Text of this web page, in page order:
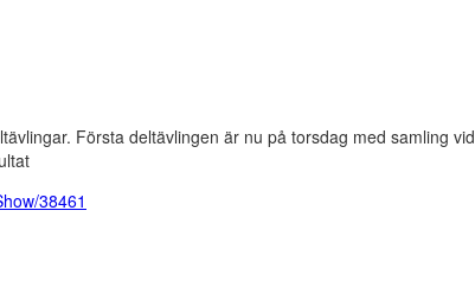
Första deltävlingen är nu på torsdag med samling vid
38461